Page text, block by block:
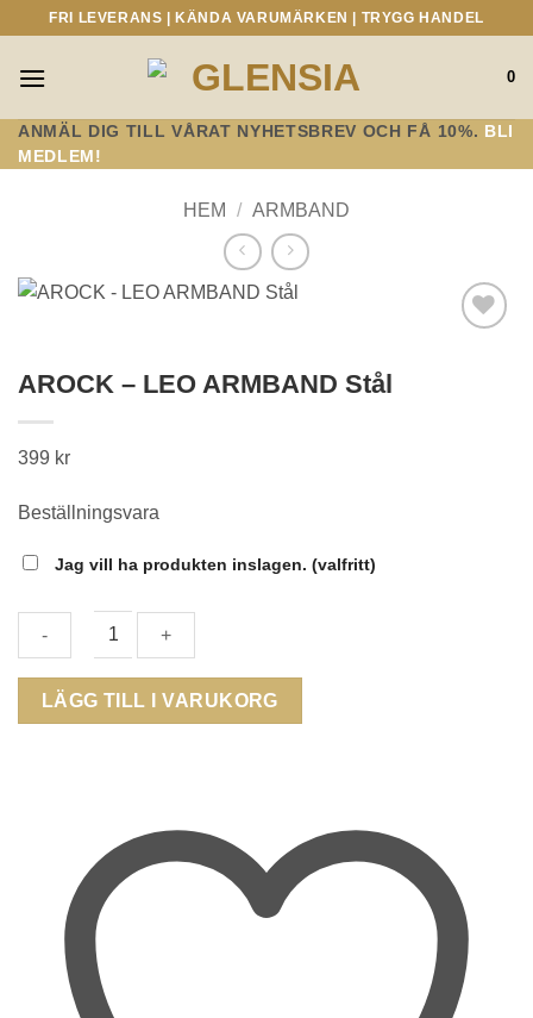
content
FRI LEVERANS | KÄNDA VARUMÄRKEN | TRYGG HANDEL
0
ANMÄL DIG TILL VÅRAT NYHETSBREV OCH FÅ 10%. BLI
MEDLEM!
HEM / ARMBAND
AROCK – LEO ARMBAND Stål
399 kr
Beställningsvara
Jag vill ha produkten inslagen. (valfritt)
AROCK
LÄGG TILL I VARUKORG